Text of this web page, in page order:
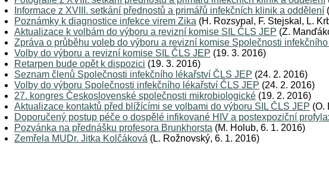
Informace z XVIII. setkání přednostů a primářů infekčních klinik a oddělení
Poznámky k diagnostice infekce virem Zika (H. Rozsypal, F. Stejskal, L.
Aktualizace k volbám do výboru a revizní komise SIL ČLS JEP (Z.
Zpráva o průběhu voleb do výboru a revizní komise Společnosti
Volby do výboru a revizní komise SIL ČLS JEP (19. 3. 2016)
Retarpen bude opět k dispozici (19. 3. 2016)
Seznam členů Společnosti infekčního lékařství ČLS JEP (24. 2. 2016)
Volby do výboru Společnosti infekčního lékařství ČLS JEP (24. 2. 2016)
27. kongres Československé společnosti mikrobiologické (19. 2. 2016)
Aktualizace kontaktů před blížícími se volbami do výboru SIL ČLS JEP (O.
Doporučený postup péče o dospělé infikované HIV a postexpoziční
Pozvánka na přednášku profesora Brunkhorsta (M. Holub, 6. 1. 2016)
Zemřela MUDr. Jitka Kolčáková (L. Rožnovský, 6. 1. 2016)